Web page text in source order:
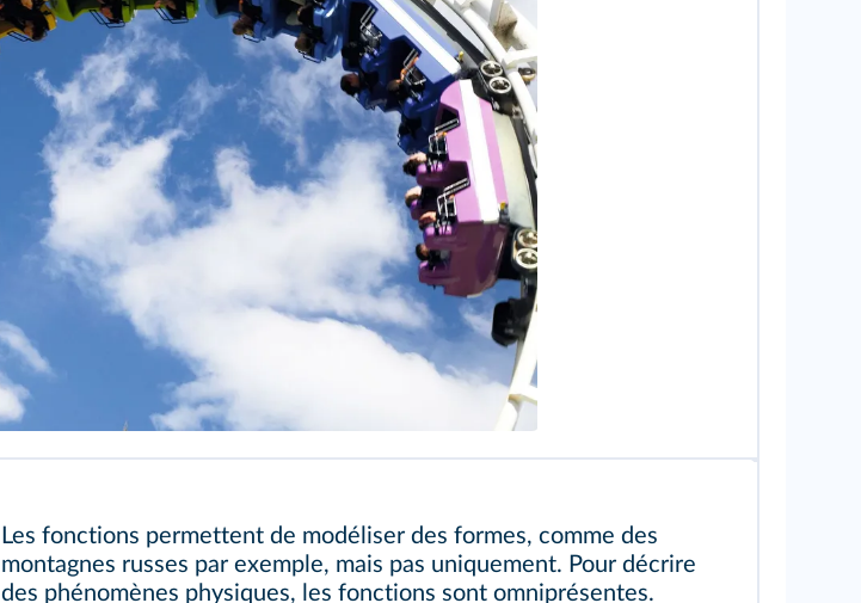
Les fonctions permettent de modéliser des formes, comme des
montagnes russes par exemple, mais pas uniquement. Pour décrire
des phénomènes physiques, les fonctions sont omniprésentes.